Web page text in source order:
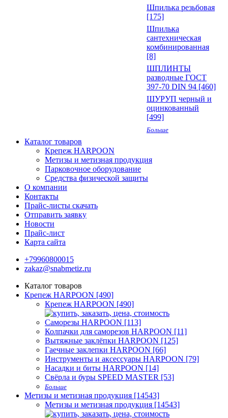
Шпилька резьбовая
[175]
Шпилька
сантехническая
комбинированная
[8]
ШПЛИНТЫ
разводные ГОСТ
397-70 DIN 94 [460]
ШУРУП черный и
оцинкованный
[499]
Больше
Каталог товаров
Крепеж HARPOON
Метизы и метизная продукция
Парковочное оборудование
Средства физической защиты
О компании
Контакты
Прайс-листы скачать
Отправить заявку
Новости
Прайс-лист
Карта сайта
+79960800015
zakaz@snabmetiz.ru
Каталог товаров
Крепеж HARPOON [490]
Крепеж HARPOON [490]
Саморезы HARPOON [113]
Колпачки для саморезов HARPOON [11]
Вытяжные заклёпки HARPOON [125]
Гаечные заклепки HARPOON [66]
Инструменты и аксессуары HARPOON [79]
Насадки и биты HARPOON [14]
Свёрла и буры SPEED MASTER [53]
Больше
Метизы и метизная продукция [14543]
Метизы и метизная продукция [14543]